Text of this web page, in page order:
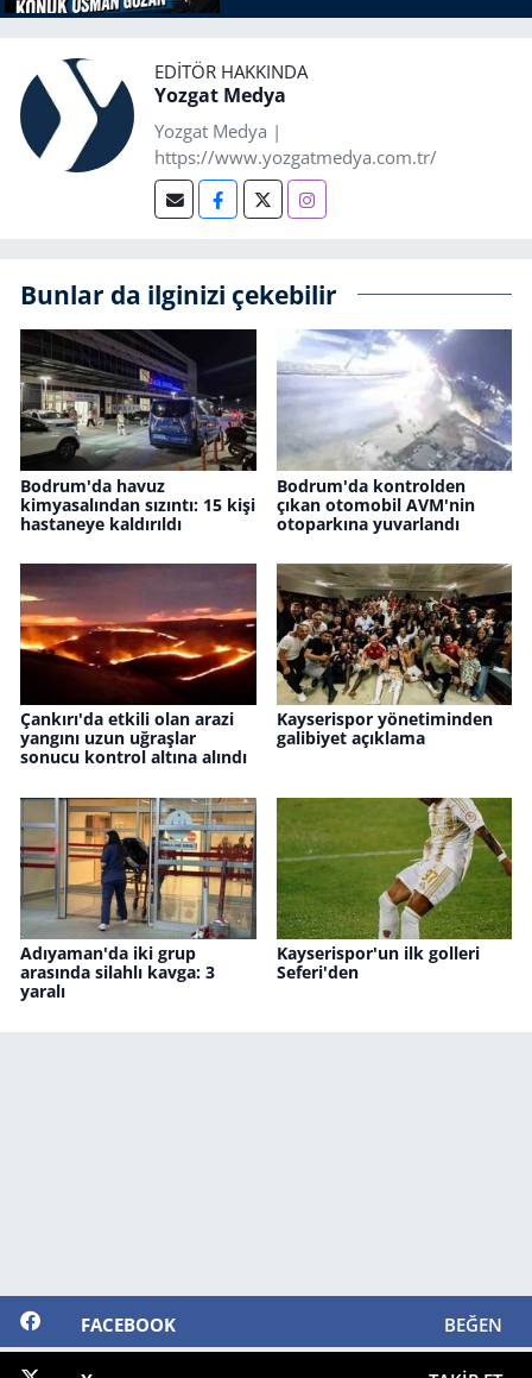
EDITÖR HAKKINDA
Yozgat Medya
Yozgat Medya |
https://www.yozgatmedya.com.tr/
Bunlar da ilginizi çekebilir
Bodrum'da havuz
kimyasalından sızıntı: 15 kişi
hastaneye kaldırıldı
Bodrum'da kontrolden
çıkan otomobil AVM'nin
otoparkına yuvarlandı
Çankırı'da etkili olan arazi
yangını uzun uğraşlar
sonucu kontrol altına alındı
Kayserispor yönetiminden
galibiyet açıklama
Adıyaman'da iki grup
arasında silahlı kavga: 3
yaralı
Kayserispor'un ilk golleri
Seferi'den
FACEBOOK BEĞEN